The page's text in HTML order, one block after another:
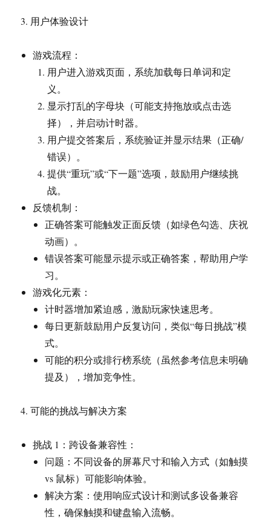
3. 用户体验设计
游戏流程：
用户进入游戏页面，系统加载每日单词和定
义。
显示打乱的字母块（可能支持拖放或点击选
择），并启动计时器。
用户提交答案后，系统验证并显示结果（正确/
错误）。
提供“重玩”或“下一题”选项，鼓励用户继续挑
战。
反馈机制：
正确答案可能触发正面反馈（如绿色勾选、庆祝
动画）。
错误答案可能显示提示或正确答案，帮助用户学
习。
游戏化元素：
计时器增加紧迫感，激励玩家快速思考。
每日更新鼓励用户反复访问，类似“每日挑战”模
式。
可能的积分或排行榜系统（虽然参考信息未明确
提及），增加竞争性。
4. 可能的挑战与解决方案
挑战 1：跨设备兼容性：
问题：不同设备的屏幕尺寸和输入方式（如触摸
vs 鼠标）可能影响体验。
解决方案：使用响应式设计和测试多设备兼容
性，确保触摸和键盘输入流畅。